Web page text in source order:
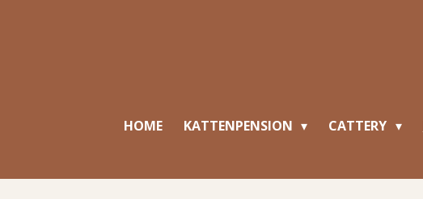
HOME KATTENPENSION CATTERY